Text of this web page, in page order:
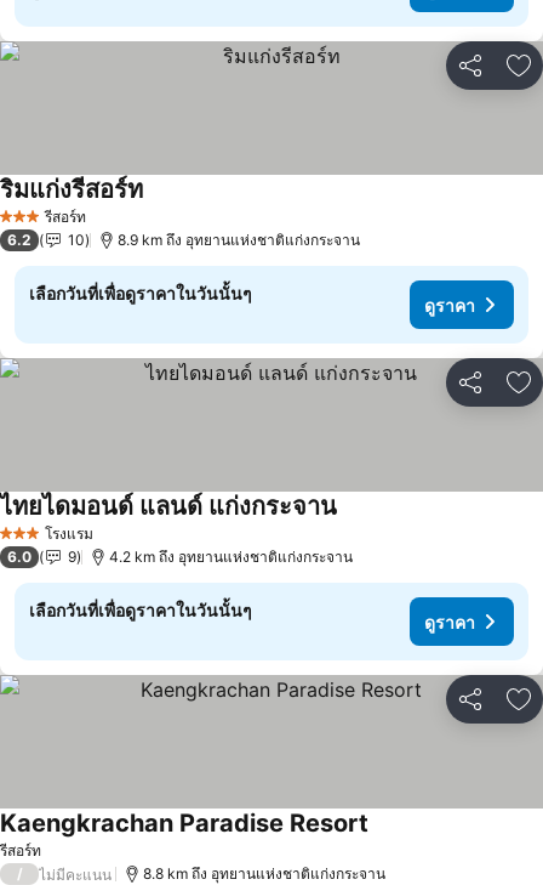
แชร์ เ
3 ดาว รีสอร์ท
ริมแก่งรีสอร์ทดูราคา
6.2 10 8.9 km ถึง อุทยานแห่งชาติแก่งกระจาน
เลือกวันที่เพื่อดูราคาในวันนั้นๆ
ดูราคา
แชร์ เ
3 ดาว โรงแรม
ไทยไดมอนด์ แลนด์ แก่งกระจานดูราคา
6.0 9 4.2 km ถึง อุทยานแห่งชาติแก่งกระจาน
เลือกวันที่เพื่อดูราคาในวันนั้นๆ
ดูราคา
แชร์ เ
รีสอร์ท
Kaengkrachan Paradise Resort
/ ไม่มีคะแนน 8.8 km ถึง อุทยานแห่งชาติแก่งกระจาน